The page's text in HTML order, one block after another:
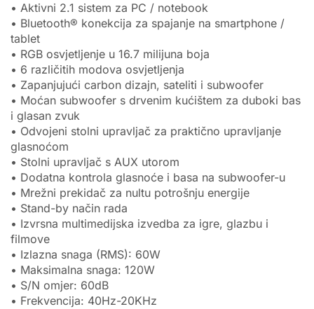
• Aktivni 2.1 sistem za PC / notebook
• Bluetooth® konekcija za spajanje na smartphone /
tablet
• RGB osvjetljenje u 16.7 milijuna boja
• 6 različitih modova osvjetljenja
• Zapanjujući carbon dizajn, sateliti i subwoofer
• Moćan subwoofer s drvenim kućištem za duboki bas
i glasan zvuk
• Odvojeni stolni upravljač za praktično upravljanje
glasnoćom
• Stolni upravljač s AUX utorom
• Dodatna kontrola glasnoće i basa na subwoofer-u
• Mrežni prekidač za nultu potrošnju energije
• Stand-by način rada
• Izvrsna multimedijska izvedba za igre, glazbu i
filmove
• Izlazna snaga (RMS): 60W
• Maksimalna snaga: 120W
• S/N omjer: 60dB
• Frekvencija: 40Hz-20KHz